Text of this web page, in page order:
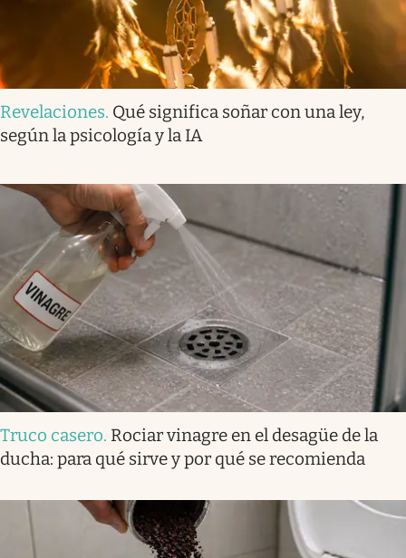
Revelaciones. Qué significa soñar con una ley,
según la psicología y la IA
Truco casero. Rociar vinagre en el desagüe de la
ducha: para qué sirve y por qué se recomienda